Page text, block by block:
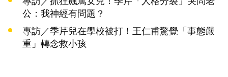
公：我神經有問題？
專訪／季芹兒在學校被打！王仁甫驚覺「事態嚴
重」轉念救小孩